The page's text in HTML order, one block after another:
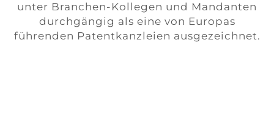
TECHNISCHER
unter Branchen-Kollegen und Mandanten
durchgängig als eine von Europas
führenden Patentkanzleien ausgezeichnet.